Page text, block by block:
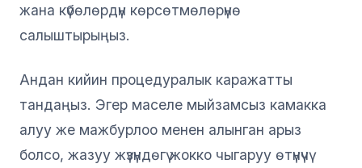
жана күбөлөрдүн көрсөтмөлөрүнө
салыштырыңыз.
Андан кийин процедуралык каражатты
тандаңыз. Эгер маселе мыйзамсыз камакка
алуу же мажбурлоо менен алынган арыз
болсо, жазуу жүзүндөгү жокко чыгаруу өтүнүчү